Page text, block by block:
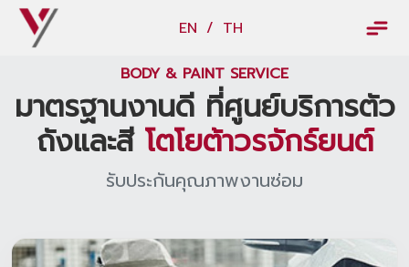
EN / TH
EN / TH
ข้อมูลวรจักร์ยนต์
เกี่ยวกับเรา
ปฏิทินกิจกรรมและวันหยุด
ข่าว
BODY & PAINT SERVICE
มาตรฐานงานดี ที่ศูนย์บริการตัว
ถังและสี โตโยต้าวรจักร์ยนต์
รับประกันคุณภาพงานซ่อม